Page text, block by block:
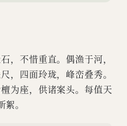
，不惜重直。偶渔于河，
，四面玲珑，峰峦叠秀。
为座，供诸案头。每值天
。